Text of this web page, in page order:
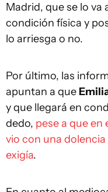
Madrid, que se lo va
condición física y
lo arriesga o no.
Por último, las
apuntan a que
y que llegará en
dedo, pese a que
vio con una
exigía.